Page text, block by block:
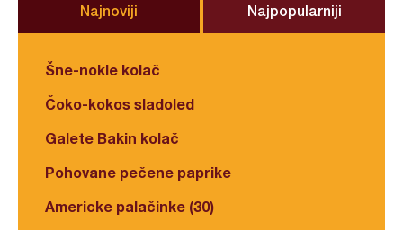
Najnoviji Najpopularniji
Šne-nokle kolač
Čoko-kokos sladoled
Galete Bakin kolač
Pohovane pečene paprike
Americke palačinke (30)